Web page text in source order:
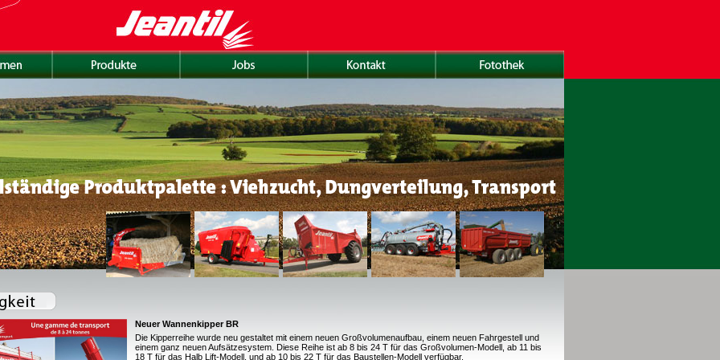
Neuer Wannenkipper BR
Die Kipperreihe wurde neu gestaltet mit einem neuen Großvolumenaufbau, einem neuen Fahrgestell und
einem ganz neuen Aufsätzesystem. Diese Reihe ist ab 8 bis 24 T für das Großvolumen-Modell, ab 11 bis
18 T für das Halb Lift-Modell, und ab 10 bis 22 T für das Baustellen-Modell verfügbar.